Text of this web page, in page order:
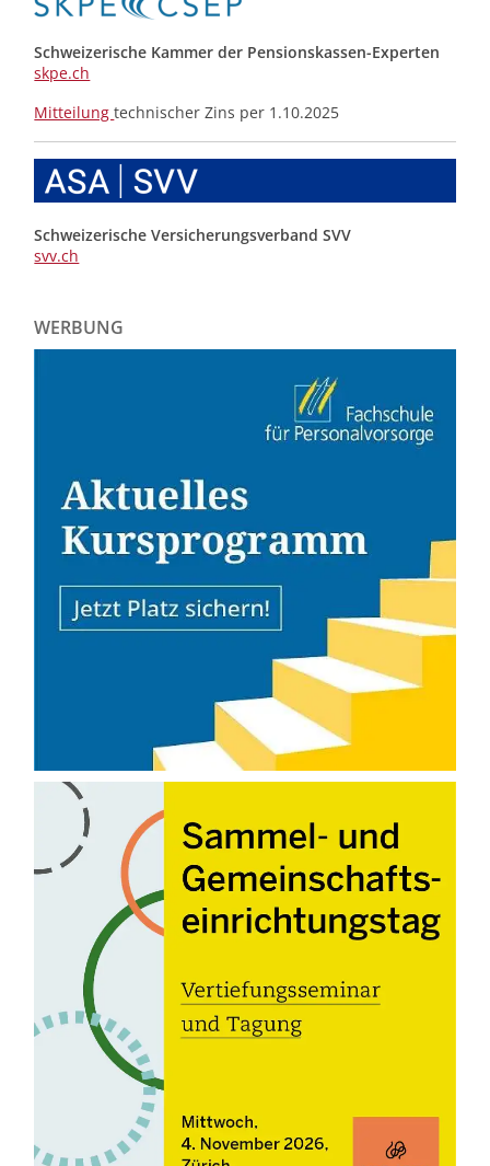
Schweizerische Kammer der Pensionskassen-Experten
skpe.ch
Mitteilungtechnischer Zins per 1.10.2025
Schweizerische Versicherungsverband SVV
svv.ch
WERBUNG